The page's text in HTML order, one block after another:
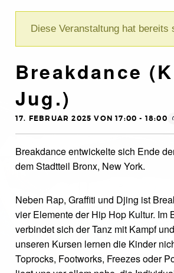
Diese Veranstaltung hat bereits
Breakdance
Jug.)
17. FEBRUAR 2025 VON 17:00 - 18:00
Breakdance entwickelte sich Ende
dem Stadtteil Bronx, New York.
Neben Rap, Graffiti und Djing ist
vier Elemente der Hip Hop Kultur. Im
verbindet sich der Tanz mit Kampf
unseren Kursen lernen die Kinder
Toprocks, Footworks, Freezes oder